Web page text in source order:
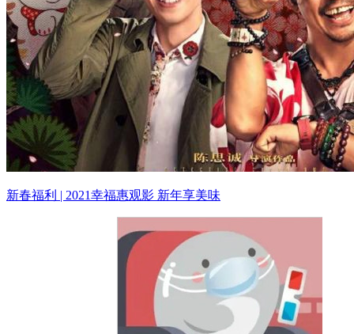
新春福利 | 2021幸福惠观影 新年享美味